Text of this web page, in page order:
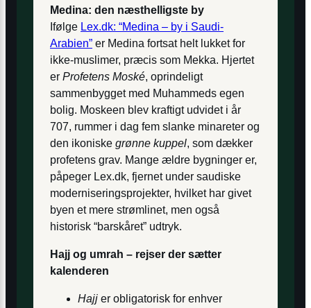
Medina: den næsthelligste by
Ifølge Lex.dk: “Medina – by i Saudi-
Arabien” er Medina fortsat helt lukket for
ikke-muslimer, præcis som Mekka. Hjertet
er Profetens Moské, oprindeligt
sammenbygget med Muhammeds egen
bolig. Moskeen blev kraftigt udvidet i år
707, rummer i dag fem slanke minareter og
den ikoniske grønne kuppel, som dækker
profetens grav. Mange ældre bygninger er,
påpeger Lex.dk, fjernet under saudiske
moderniseringsprojekter, hvilket har givet
byen et mere strømlinet, men også
historisk “barskåret” udtryk.
Hajj og umrah – rejser der sætter
kalenderen
Hajj er obligatorisk for enhver